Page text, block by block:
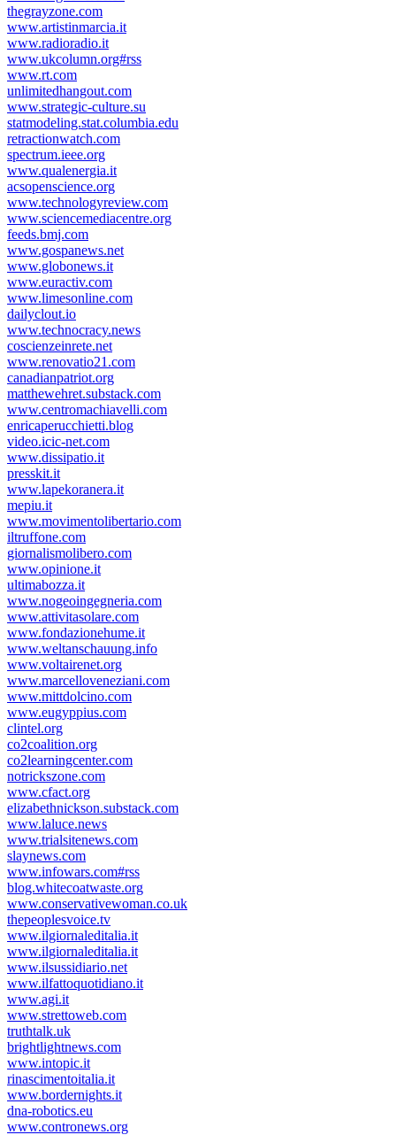
thegrayzone.com
www.artistinmarcia.it
www.radioradio.it
www.ukcolumn.org#rss
www.rt.com
unlimitedhangout.com
www.strategic-culture.su
statmodeling.stat.columbia.edu
retractionwatch.com
spectrum.ieee.org
www.qualenergia.it
acsopenscience.org
www.technologyreview.com
www.sciencemediacentre.org
feeds.bmj.com
www.gospanews.net
www.globonews.it
www.euractiv.com
www.limesonline.com
dailyclout.io
www.technocracy.news
coscienzeinrete.net
www.renovatio21.com
canadianpatriot.org
matthewehret.substack.com
www.centromachiavelli.com
enricaperucchietti.blog
video.icic-net.com
www.dissipatio.it
presskit.it
www.lapekoranera.it
mepiu.it
www.movimentolibertario.com
iltruffone.com
giornalismolibero.com
www.opinione.it
ultimabozza.it
www.nogeoingegneria.com
www.attivitasolare.com
www.fondazionehume.it
www.weltanschauung.info
www.voltairenet.org
www.marcelloveneziani.com
www.mittdolcino.com
www.eugyppius.com
clintel.org
co2coalition.org
co2learningcenter.com
notrickszone.com
www.cfact.org
elizabethnickson.substack.com
www.laluce.news
www.trialsitenews.com
slaynews.com
www.infowars.com#rss
blog.whitecoatwaste.org
www.conservativewoman.co.uk
thepeoplesvoice.tv
www.ilgiornaleditalia.it
www.ilgiornaleditalia.it
www.ilsussidiario.net
www.ilfattoquotidiano.it
www.agi.it
www.strettoweb.com
truthtalk.uk
brightlightnews.com
www.intopic.it
rinascimentoitalia.it
www.bordernights.it
dna-robotics.eu
www.contronews.org